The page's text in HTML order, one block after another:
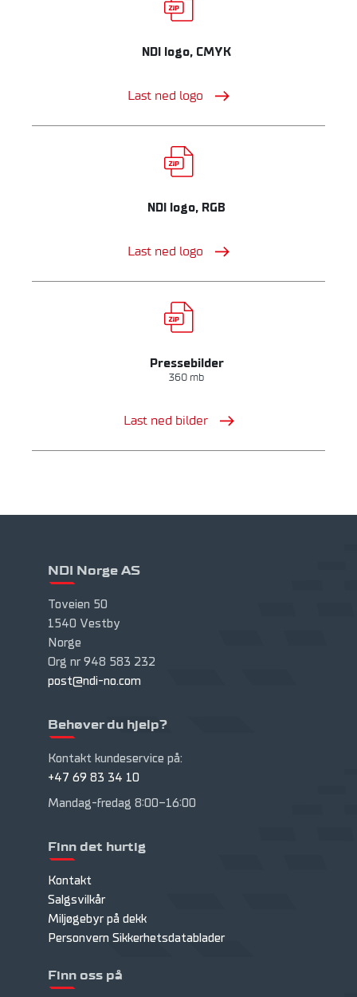
NDI logo, CMYK
Last ned logo
NDI logo, RGB
Last ned logo
Pressebilder
360 mb
Last ned bilder
NDI Norge AS
Toveien 50
1540 Vestby
Norge
Org nr 948 583 232
post@ndi-no.com
Behøver du hjelp?
Kontakt kundeservice på:
+47 69 83 34 10
Mandag-fredag 8:00-16:00
Finn det hurtig
Kontakt
Salgsvilkår
Miljøgebyr på dekk
Personvern Sikkerhetsdatablader
Finn oss på